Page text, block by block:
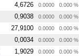
4,6726 0.0000 0.000 %
0,9038 0.0000 0.000 %
27,9100 0.0000 0.000 %
0,0034 0.0000 0.000 %
1,9029 0.0000 0.000 %